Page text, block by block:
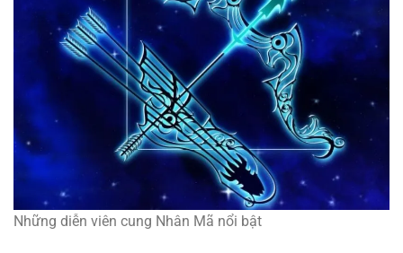
Những diễn viên cung Nhân Mã nổi bật